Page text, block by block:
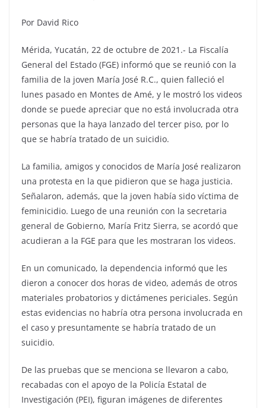
Por David Rico
Mérida, Yucatán, 22 de octubre de 2021.- La Fiscalía
General del Estado (FGE) informó que se reunió con la
familia de la joven María José R.C., quien falleció el
lunes pasado en Montes de Amé, y le mostró los videos
donde se puede apreciar que no está involucrada otra
personas que la haya lanzado del tercer piso, por lo
que se habría tratado de un suicidio.
La familia, amigos y conocidos de María José realizaron
una protesta en la que pidieron que se haga justicia.
Señalaron, además, que la joven había sido víctima de
feminicidio. Luego de una reunión con la secretaria
general de Gobierno, María Fritz Sierra, se acordó que
acudieran a la FGE para que les mostraran los videos.
En un comunicado, la dependencia informó que les
dieron a conocer dos horas de video, además de otros
materiales probatorios y dictámenes periciales. Según
estas evidencias no habría otra persona involucrada en
el caso y presuntamente se habría tratado de un
suicidio.
De las pruebas que se menciona se llevaron a cabo,
recabadas con el apoyo de la Policía Estatal de
Investigación (PEI), figuran imágenes de diferentes